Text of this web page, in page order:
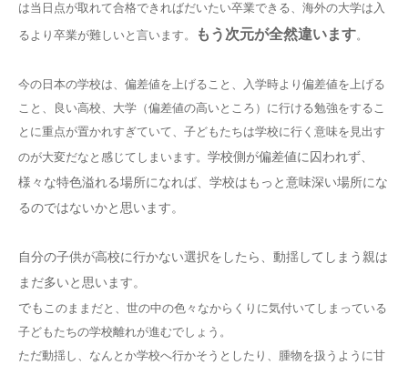
は当日点が取れて合格できればだいたい卒業できる、海外の大学は入
るより卒業が難しいと言います。
もう次元が全然違います。
今の日本の学校は、偏差値を上げること、入学時より偏差値を上げる
こと、良い高校、大学（偏差値の高いところ）に行ける勉強をするこ
とに重点が置かれすぎていて、子どもたちは学校に行く意味を見出す
のが大変だなと感じてしまいます。 学校側が偏差値に囚われず、
様々な特色溢れる場所になれば、学校はもっと意味深い場所にな
るのではないかと思います。
自分の子供が高校に行かない選択をしたら、動揺してしまう親は
まだ多いと思います。
でも このままだと、世の中の色々なからくりに気付いてしまっている
子どもたちの学校離れが進むでしょう。
ただ動揺し、なんとか学校へ行かそうとしたり、腫物を扱うように甘